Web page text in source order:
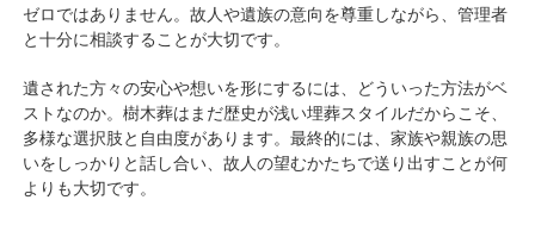
ゼロではありません。故人や遺族の意向を尊重しながら、管理者
と十分に相談することが大切です。
遺された方々の安心や想いを形にするには、どういった方法がベ
ストなのか。樹木葬はまだ歴史が浅い埋葬スタイルだからこそ、
多様な選択肢と自由度があります。最終的には、家族や親族の思
いをしっかりと話し合い、故人の望むかたちで送り出すことが何
よりも大切です。